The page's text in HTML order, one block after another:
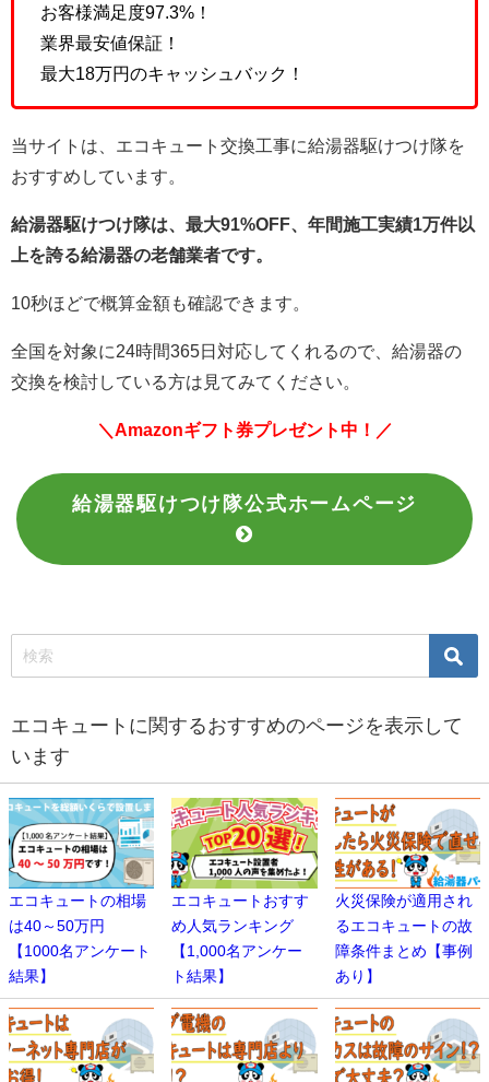
お客様満足度97.3%！
業界最安値保証！
最大18万円のキャッシュバック！
当サイトは、エコキュート交換工事に給湯器駆けつけ隊を
おすすめしています。
給湯器駆けつけ隊は、最大91%OFF、年間施工実績1万件以
上を誇る給湯器の老舗業者です。
10秒ほどで概算金額も確認できます。
全国を対象に24時間365日対応してくれるので、給湯器の
交換を検討している方は見てみてください。
＼Amazonギフト券プレゼント中！／
給湯器駆けつけ隊公式ホームページ
エコキュートに関するおすすめのページを表示して
います
エコキュートの相場
は40～50万円
【1000名アンケート
結果】
エコキュートおすす
め人気ランキング
【1,000名アンケー
ト結果】
火災保険が適用され
るエコキュートの故
障条件まとめ【事例
あり】